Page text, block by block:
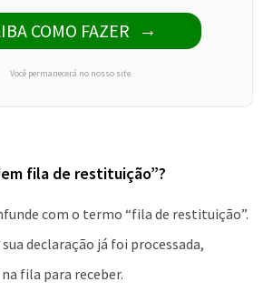
COMO FAZER
Você permanecerá no nosso site
fila de restituição”?
com o termo “fila de restituição”.
declaração já foi processada,
fila para receber.